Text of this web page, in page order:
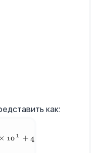
как:
10^2 + 3 \times 10^1
× 10 1 + 4